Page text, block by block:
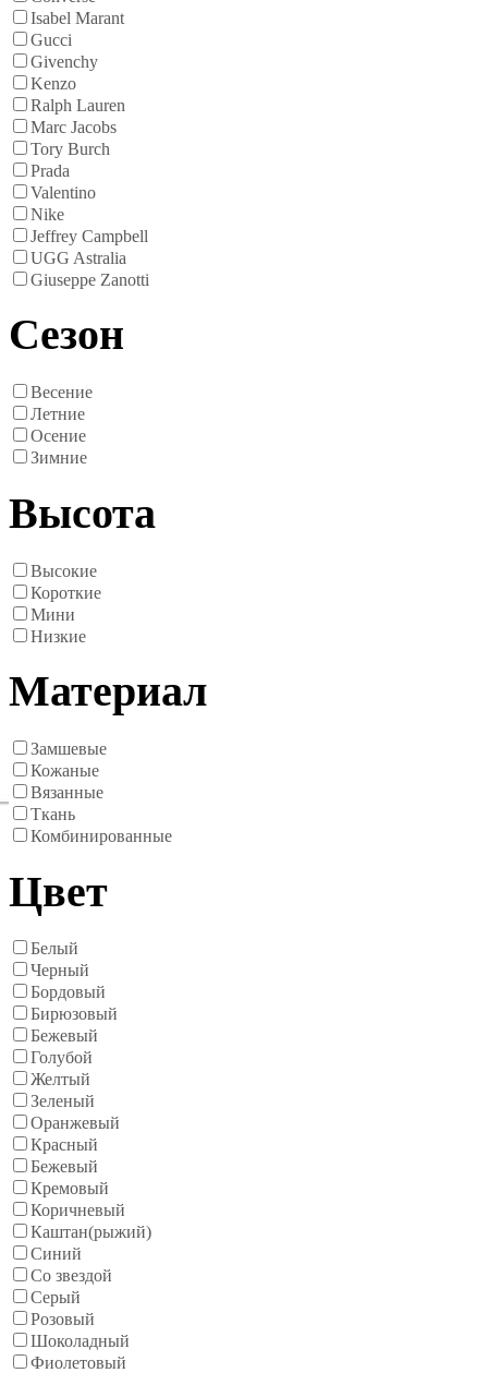
Isabel Marant
Gucci
Givenchy
Kenzo
Ralph Lauren
Marc Jacobs
Tory Burch
Prada
Valentino
Nike
Jeffrey Campbell
UGG Astralia
Giuseppe Zanotti
Сезон
Весение
Летние
Осение
Зимние
Высота
Высокие
Короткие
Мини
Низкие
Материал
Замшевые
Кожаные
Вязанные
Ткань
Комбинированные
Цвет
Белый
Черный
Бордовый
Бирюзовый
Бежевый
Голубой
Желтый
Зеленый
Оранжевый
Красный
Бежевый
Кремовый
Коричневый
Каштан(рыжий)
Синий
Со звездой
Серый
Розовый
Шоколадный
Фиолетовый